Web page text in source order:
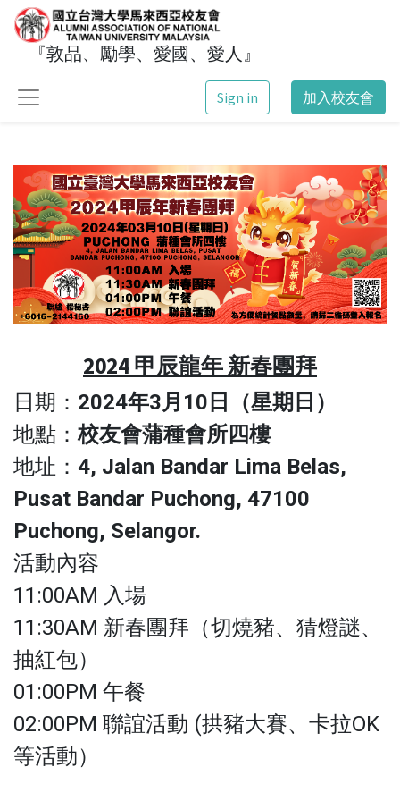
『敦品、勵學、愛國、愛人』
Sign in 加入校友會
2024 甲辰龍年 新春團拜
日期： 2024年3月10日（星期日）
地點：校友會蒲種會所四樓
地址： 4, Jalan Bandar Lima Belas,
Pusat Bandar Puchong, 47100
Puchong, Selangor.
活動內容
11:00AM 入場
11:30AM 新春團拜（切燒豬、猜燈謎、
抽紅包）
01:00PM 午餐
02:00PM 聯誼活動 (拱豬大賽、卡拉OK
等活動）